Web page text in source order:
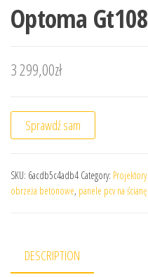
Optoma
3 299,00zł
Sprawdź sam
SKU: 6acdb5c4adb4 Category: Projektory
obrzeża betonowe, panele pcv na ścianę
DESCRIPTION